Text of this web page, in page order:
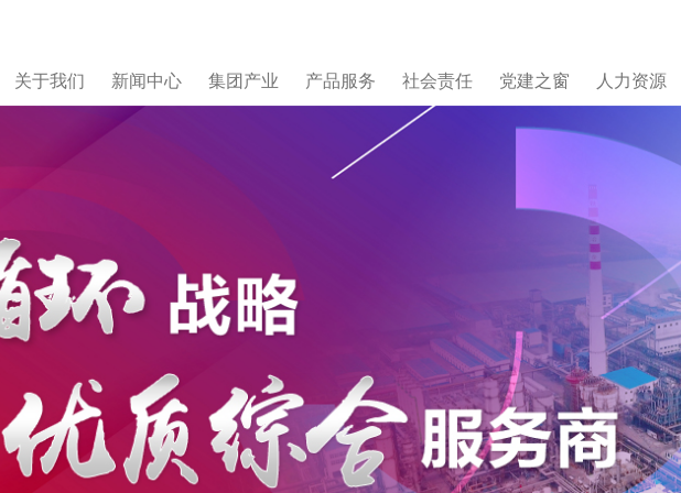
关于我们 新闻中心 集团产业 产品服务 社会责任 党建之窗 人力资源